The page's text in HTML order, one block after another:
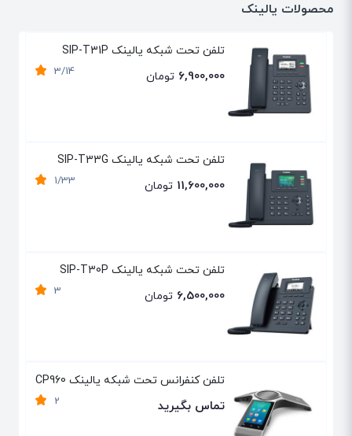
محصولات یالینک
تلفن تحت شبکه یالینک SIP-T31P
3/14 6,900,000 تومان
تلفن تحت شبکه یالینک SIP-T33G
1/33 11,600,000 تومان
تلفن تحت شبکه یالینک SIP-T30P
3 6,500,000 تومان
تلفن کنفرانس تحت شبکه یالینک CP960
2 تماس بگیرید